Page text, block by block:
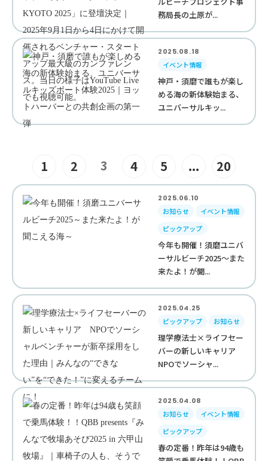
務局長の土原が...
2025.08.18
イベント情報
神戸・須磨で誰もが楽し
める海の新体験始まる、
ユニバーサルキッ...
1 2 3 4 5 ... 20
2025.06.10
お知らせ
イベント情報
ピックアップ
今年も開催！須磨ユニバ
ーサルビーチ2025～また
来たよ！が聞...
2025.04.25
ピックアップ
お知らせ
理学療法士×ライフセー
バーの新しいキャリア
NPOでソーシャ...
2025.04.08
お知らせ
イベント情報
ピックアップ
春の定番！昨年は94歳も